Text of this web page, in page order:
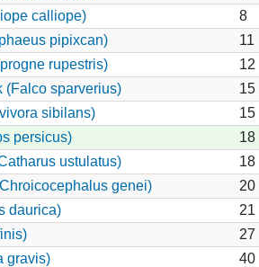
calliope)
8
pipixcan)
11
rupestris)
12
(Falco sparverius)
15
sibilans)
15
persicus) 18
ustulatus)
18
genei)
20
daurica)
21
27
gravis)
40